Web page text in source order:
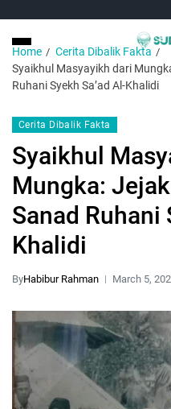
Home
Cerita Dibalik Fakta
Syaikhul Masyayikh dari
Ruhani Syekh Sa’ad Al-Khalidi
Cerita Dibalik Fakta
Syaikhul
Mungka:
Sanad Ruhani
Khalidi
ByHabibur Rahman March 5,